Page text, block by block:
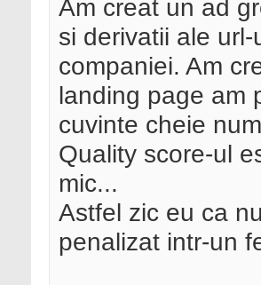
Am creat un ad
si derivatii ale
companiei. Am
landing page am
cuvinte cheie
Quality score-ul
mic...
Astfel zic eu ca
penalizat intr-un